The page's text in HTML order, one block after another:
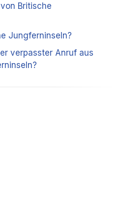
Britische
Jungferninseln?
verpasster Anruf aus